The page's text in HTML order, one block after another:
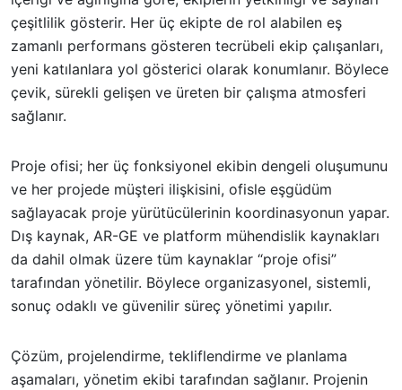
çeşitlilik gösterir. Her üç ekipte de rol alabilen eş
zamanlı performans gösteren tecrübeli ekip çalışanları,
yeni katılanlara yol gösterici olarak konumlanır. Böylece
çevik, sürekli gelişen ve üreten bir çalışma atmosferi
sağlanır.
Proje ofisi; her üç fonksiyonel ekibin dengeli oluşumunu
ve her projede müşteri ilişkisini, ofisle eşgüdüm
sağlayacak proje yürütücülerinin koordinasyonun yapar.
Dış kaynak, AR-GE ve platform mühendislik kaynakları
da dahil olmak üzere tüm kaynaklar “proje ofisi”
tarafından yönetilir. Böylece organizasyonel, sistemli,
sonuç odaklı ve güvenilir süreç yönetimi yapılır.
Çözüm, projelendirme, tekliflendirme ve planlama
aşamaları, yönetim ekibi tarafından sağlanır. Projenin